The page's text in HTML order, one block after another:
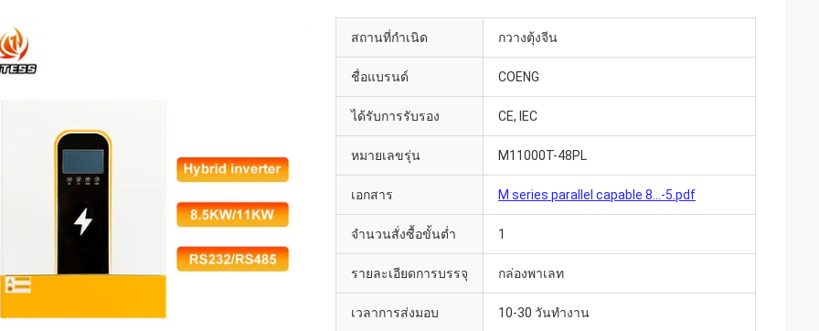
สถานที่กำเนิด กวางตุ้งจีน
ชื่อแบรนด์ COENG
ได้รับการรับรอง CE, IEC
หมายเลขรุ่น M11000T-48PL
เอกสาร M series parallel capable 8...-5.pdf
จำนวนสั่งซื้อขั้นต่ำ 1
รายละเอียดการบรรจุ กล่องพาเลท
เวลาการส่งมอบ 10-30 วันทำงาน